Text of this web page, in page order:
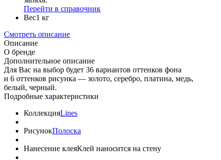
Перейти в справочник
Вес1 кг
Смотреть описание
Описание
О бренде
Дополнительное описание
Для Вас на выбор будет 36 вариантов оттенков фона
и 6 оттенков рисунка — золото, серебро, платина, медь,
белый, черный.
Подробные характеристики
КоллекцияLines
РисунокПолоска
Нанесение клеяКлей наносится на стену